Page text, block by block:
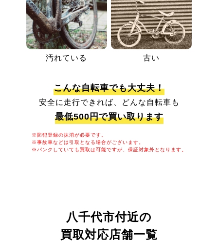
汚れている 古い
こんな自転車でも大丈夫！
安全に走行できれば、どんな自転車も
最低500円で買い取ります
※防犯登録の抹消が必要です。
※事故車などは引取となる場合がございます。
※パンクしていても買取は可能ですが、保証対象外となります。
八千代市付近の
買取対応店舗一覧